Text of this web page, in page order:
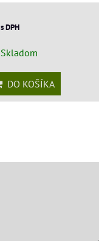
s DPH
Skladom
DO KOŠÍKA